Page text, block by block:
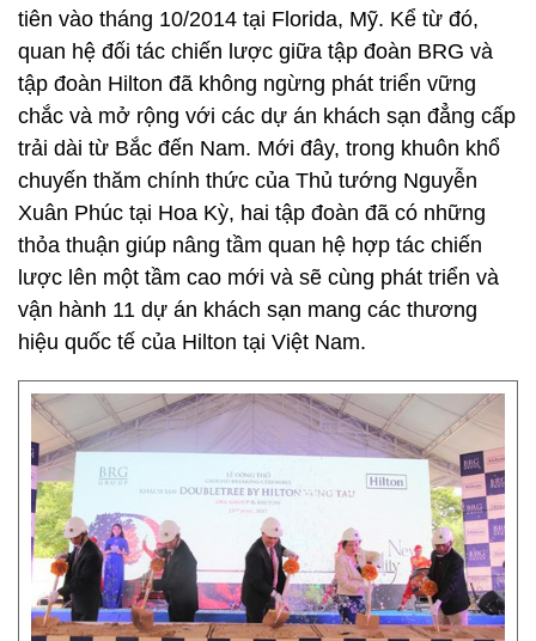
tiên vào tháng 10/2014 tại Florida, Mỹ. Kể từ đó,
quan hệ đối tác chiến lược giữa tập đoàn BRG và
tập đoàn Hilton đã không ngừng phát triển vững
chắc và mở rộng với các dự án khách sạn đẳng cấp
trải dài từ Bắc đến Nam. Mới đây, trong khuôn khổ
chuyến thăm chính thức của Thủ tướng Nguyễn
Xuân Phúc tại Hoa Kỳ, hai tập đoàn đã có những
thỏa thuận giúp nâng tầm quan hệ hợp tác chiến
lược lên một tầm cao mới và sẽ cùng phát triển và
vận hành 11 dự án khách sạn mang các thương
hiệu quốc tế của Hilton tại Việt Nam.